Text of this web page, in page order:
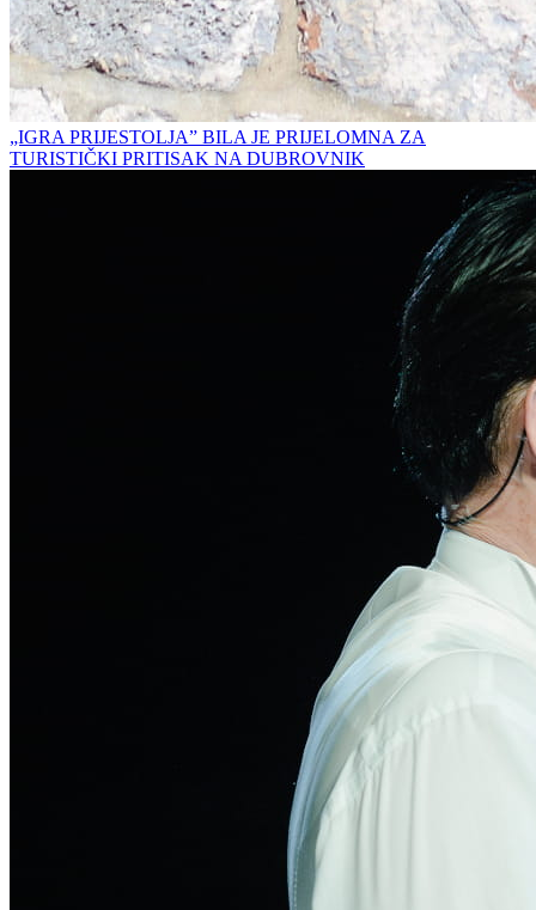
„IGRA PRIJESTOLJA” BILA JE PRIJELOMNA ZA
TURISTIČKI PRITISAK NA DUBROVNIK